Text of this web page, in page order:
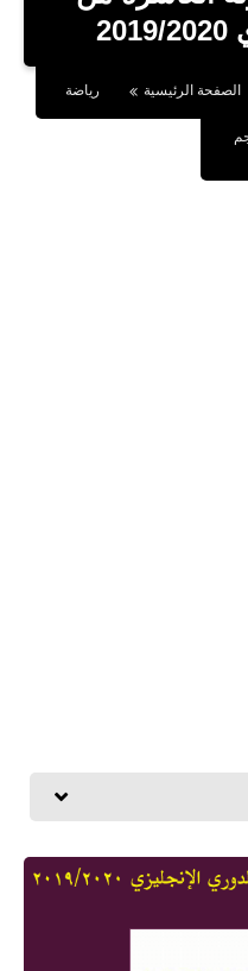
الصفحة الرئيسية رياضة